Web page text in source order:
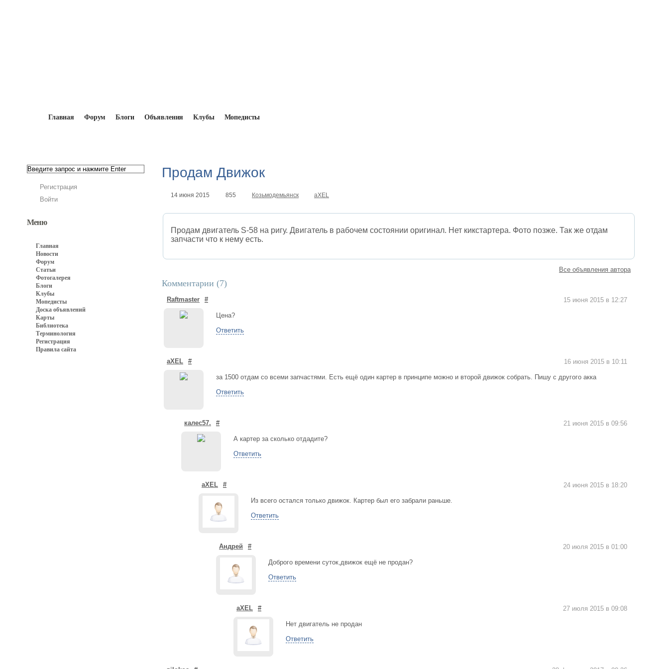
Главная Форум Блоги Объявления Клубы Мопедисты
Регистрация
Войти
Меню
Главная
Новости
Форум
Статьи
Фотогалерея
Блоги
Клубы
Мопедисты
Доска объявлений
Карты
Библиотека
Терминология
Регистрация
Правила сайта
Продам Движок
14 июня 2015 855 Козьмодемьянск aXEL
Продам двигатель S-58 на ригу. Двигатель в рабочем состоянии оригинал. Нет кикстартера. Фото позже. Так же отдам
запчасти что к нему есть.
Все объявления автора
Комментарии (7)
Raftmaster # 15 июня 2015 в 12:27
Цена?
Ответить
aXEL # 16 июня 2015 в 10:11
за 1500 отдам со всеми запчастями. Есть ещё один картер в принципе можно и второй движок собрать. Пишу с другого акка
Ответить
калес57. # 21 июня 2015 в 09:56
А картер за сколько отдадите?
Ответить
aXEL # 24 июня 2015 в 18:20
Из всего остался только движок. Картер был его забрали раньше.
Ответить
Андрей # 20 июля 2015 в 01:00
Доброго времени суток,движок ещё не продан?
Ответить
aXEL # 27 июля 2015 в 09:08
Нет двигатель не продан
Ответить